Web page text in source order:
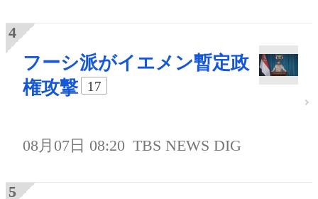
フーシ派がイエメン暫定政
権攻撃
17
08月07日 08:20 TBS NEWS DIG